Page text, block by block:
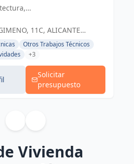
11C, ALICANTE
España
Otros Trabajos Técnicos
+3
Solicitar
presupuesto
Vivienda